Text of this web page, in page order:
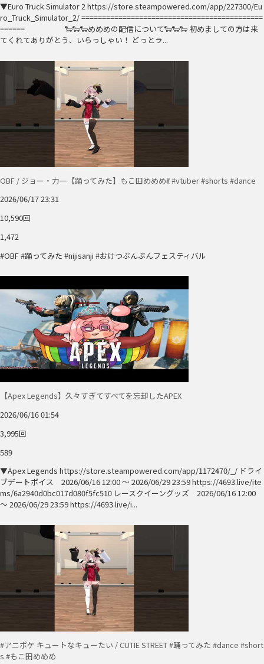
▼Euro Truck Simulator 2 https://store.steampowered.com/app/227300/Eu
ro_Truck_Simulator_2/ ============================================
====== 🐑🐑🐑めめめの配信について🐑🐑🐑 初めましての方は来
てくれてありがとう、いらっしゃい！ どっとラ...
OBF / ジョー・力一【踊ってみた】もこ田めめめ💃 #vtuber #shorts #dance
2026/06/17 23:31
10,590回
1,472
#OBF #踊ってみた #nijisanji #おけつぶんぶんフェスティバル
【Apex Legends】久々すぎてすべてを忘却したAPEX
2026/06/16 01:54
3,995回
589
▼Apex Legends https://store.steampowered.com/app/1172470/_/ ドライ
ブデートボイス 2026/06/16 12:00 〜 2026/06/29 23:59 https://4693.live/ite
ms/6a2940d0bc017d080f5fc510 レースクイーングッズ 2026/06/16 12:00
〜 2026/06/29 23:59 https://4693.live/i...
#アニポケ キュートなキューたい / CUTIE STREET #踊ってみた #dance #short
s #もこ田めめめ